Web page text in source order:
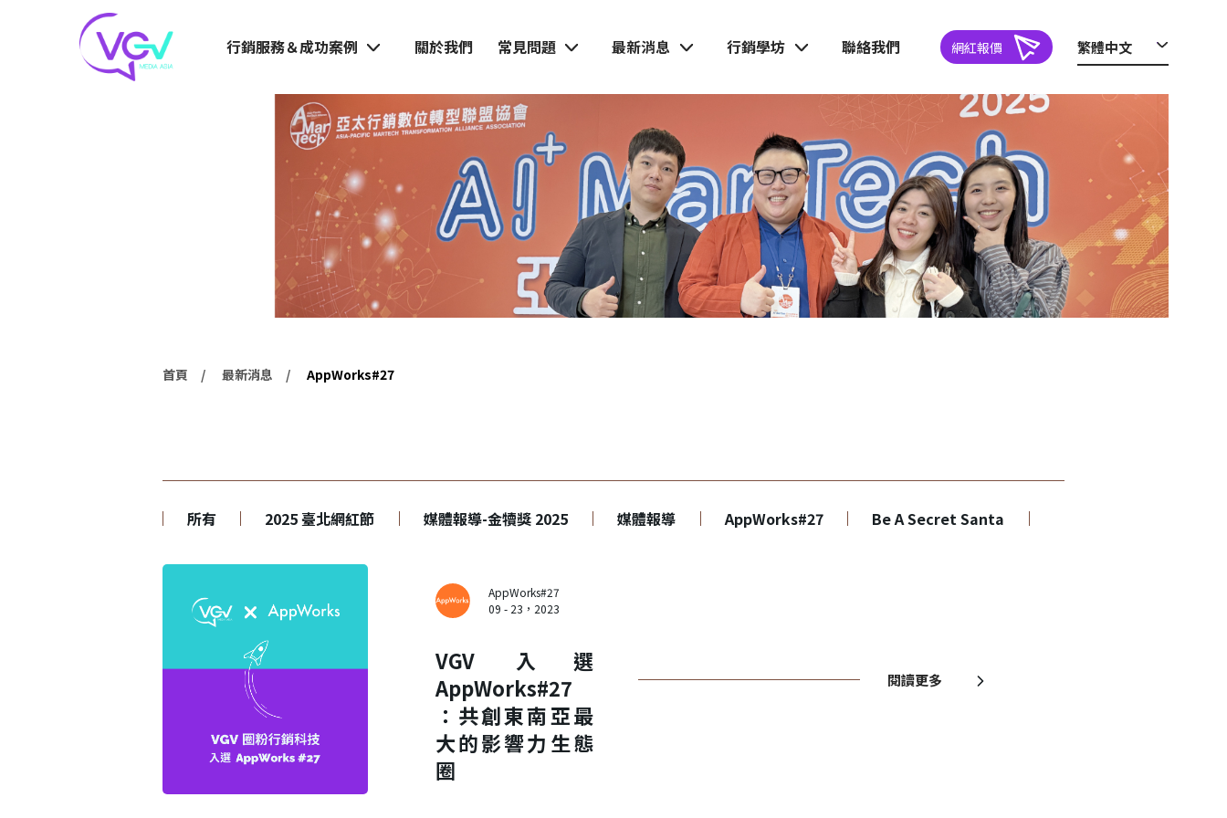
網紅報價 繁體中文
行銷服務＆成功案例 關於我們 常見問題 最新消息 行銷學坊 聯絡我們
首頁 最新消息 AppWorks#27
所有 2025 臺北網紅節 媒體報導-金犢獎 2025 媒體報導 AppWorks#27 Be A Secret Santa
AppWorks#27
09 - 23，2023
VGV 入選
AppWorks#27
：共創東南亞最
大的影響力生態
圈
閱讀更多